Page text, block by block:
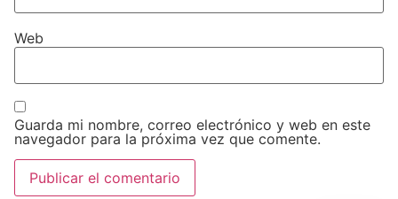
Web
Guarda mi nombre, correo electrónico y web en este
navegador para la próxima vez que comente.